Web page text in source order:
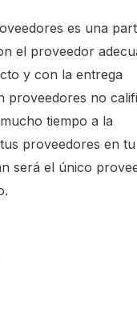
es una
el proveedor
y con la entrega
proveedores no
tiempo a la
proveedores en tu
será el único